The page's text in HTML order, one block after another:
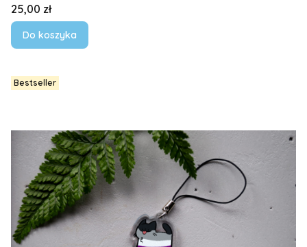
Cena
25,00 zł
Do koszyka
Bestseller